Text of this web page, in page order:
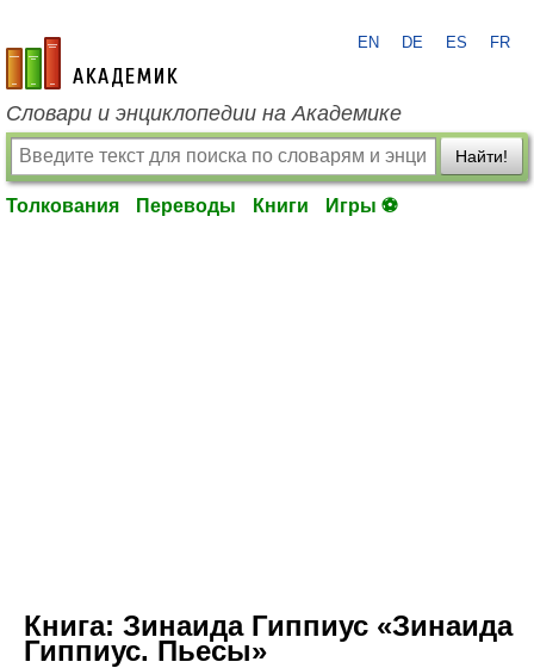
academic.ru
EN DE ES FR
Словари и энциклопедии на Академике
Найти!
Толкования Переводы Книги Игры ⚽
Книга: Зинаида Гиппиус «Зинаида
Гиппиус. Пьесы»